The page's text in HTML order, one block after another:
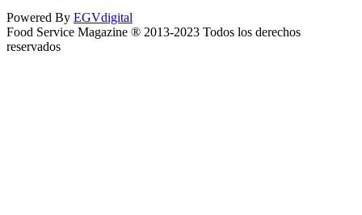
Powered By EGVdigital
Food Service Magazine ® 2013-2023 Todos los derechos
reservados